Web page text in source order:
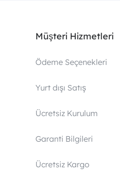
Müşteri Hizmetleri
Ödeme Seçenekleri
Yurt dışı Satış
Ücretsiz Kurulum
Garanti Bilgileri
Ücretsiz Kargo